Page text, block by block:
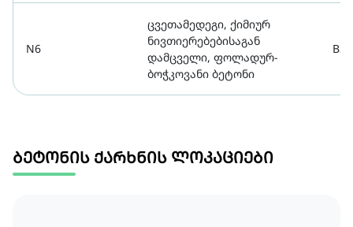
N6
ცვეთამედეგი, ქიმიურ
ნივთიერებებისაგან
დამცველი, ფოლადურ-
ბოჭკოვანი ბეტონი
ბეტონის ქარხნის ლოკაციები